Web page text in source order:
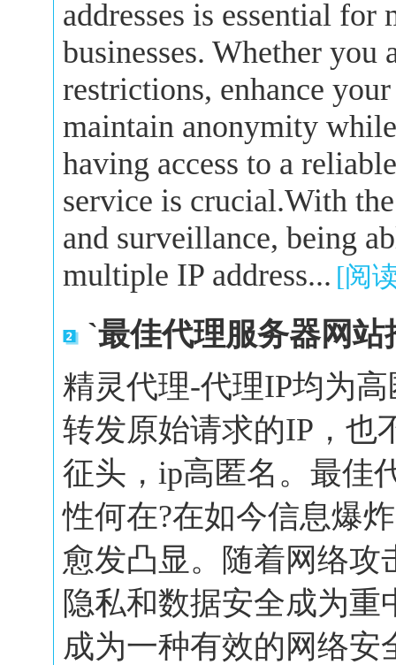
addresses is essential
businesses. Whether you
restrictions, enhance
maintain anonymity
having access to a
service is crucial.With
and surveillance, being
multiple IP address... [阅
`最佳代理服务器网
精灵代理-代理IP均为
转发原始请求的IP，也
征头，ip高匿名。最佳
性何在?在如今信息爆
愈发凸显。随着网络攻
隐私和数据安全成为
成为一种有效的网络